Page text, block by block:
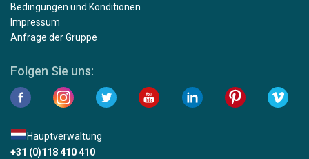
Bedingungen und Konditionen
Impressum
Anfrage der Gruppe
Folgen Sie uns:
Hauptverwaltung
+31 (0)118 410 410